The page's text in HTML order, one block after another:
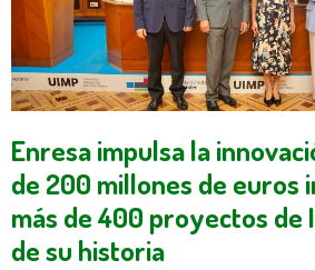
Enresa impulsa la
de 200 millones de euros
más de 400 proyectos de
de su historia